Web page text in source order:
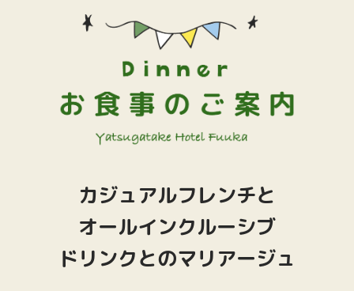
カジュアルフレンチと
オールインクルーシブ
ドリンクとのマリアージュ